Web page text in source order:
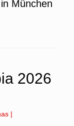
München
2026
|